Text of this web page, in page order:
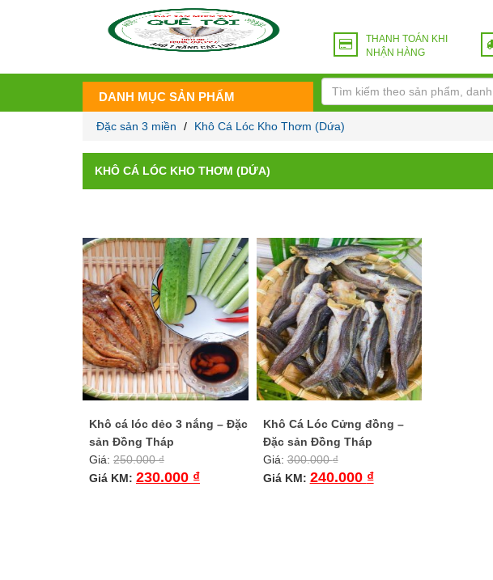
THANH TOÁN KHI
NHẬN HÀNG
DANH MỤC SẢN PHẨM
Đặc sản 3 miền / Khô Cá Lóc Kho Thơm (Dứa)
KHÔ CÁ LÓC KHO THƠM (DỨA)
xếp
theo
giá:
thấp
đến
cao
Khô cá lóc dẻo 3 nắng – Đặc
sản Đồng Tháp
Giá: 250.000₫
Giá KM: 230.000 ₫
Khô Cá Lóc Cửng đồng –
Đặc sản Đồng Tháp
Giá:300.000₫
Giá KM: 240.000 ₫